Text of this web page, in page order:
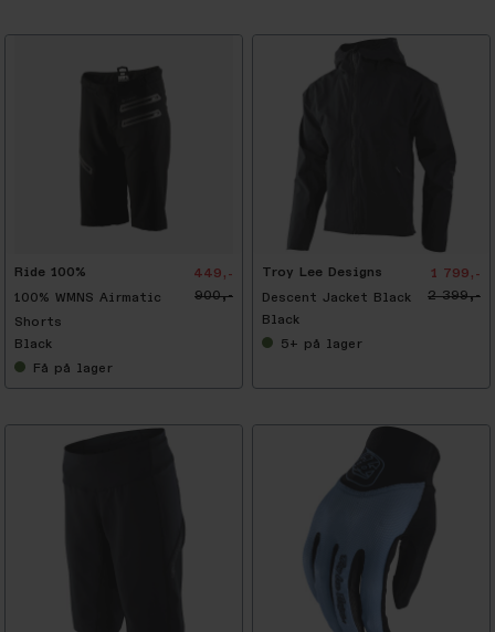
Ride 100%
100% WMNS Airmatic
Shorts
449,-
900,-
Black
Få på lager
Troy Lee Designs
Descent Jacket Black
1 799,-
2 399,-
Black
5+ på lager